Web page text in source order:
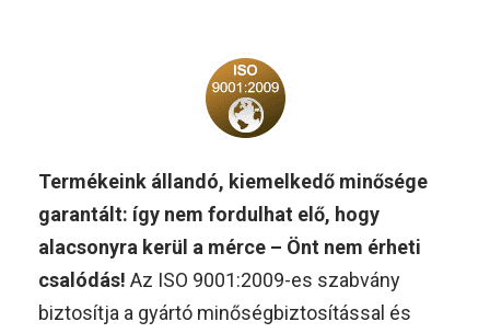
Termékeink állandó, kiemelkedő minősége
garantált: így nem fordulhat elő, hogy
alacsonyra kerül a mérce – Önt nem érheti
csalódás! Az ISO 9001:2009-es szabvány
biztosítja a gyártó minőségbiztosítással és